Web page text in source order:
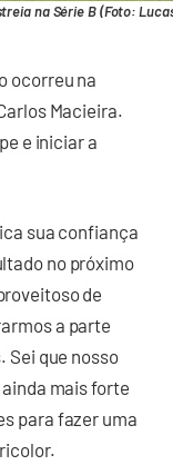
na Série B (Foto:
ocorreu na
Macieira.
e iniciar a
sua confiança
no próximo
de
a parte
que nosso
mais forte
para fazer uma